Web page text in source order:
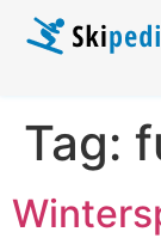
Tag: